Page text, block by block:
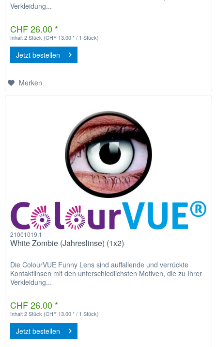
Verkleidung...
CHF 26.00 *
Inhalt2 Stück (CHF 13.00 * / 1 Stück)
Jetzt bestellen
Merken
21001019.1
White Zombie (Jahreslinse) (1x2)
Die ColourVUE Funny Lens sind auffallende und verrückte
Kontaktlinsen mit den unterschiedlichsten Motiven, die zu Ihrer
Verkleidung...
CHF 26.00 *
Inhalt2 Stück (CHF 13.00 * / 1 Stück)
Jetzt bestellen